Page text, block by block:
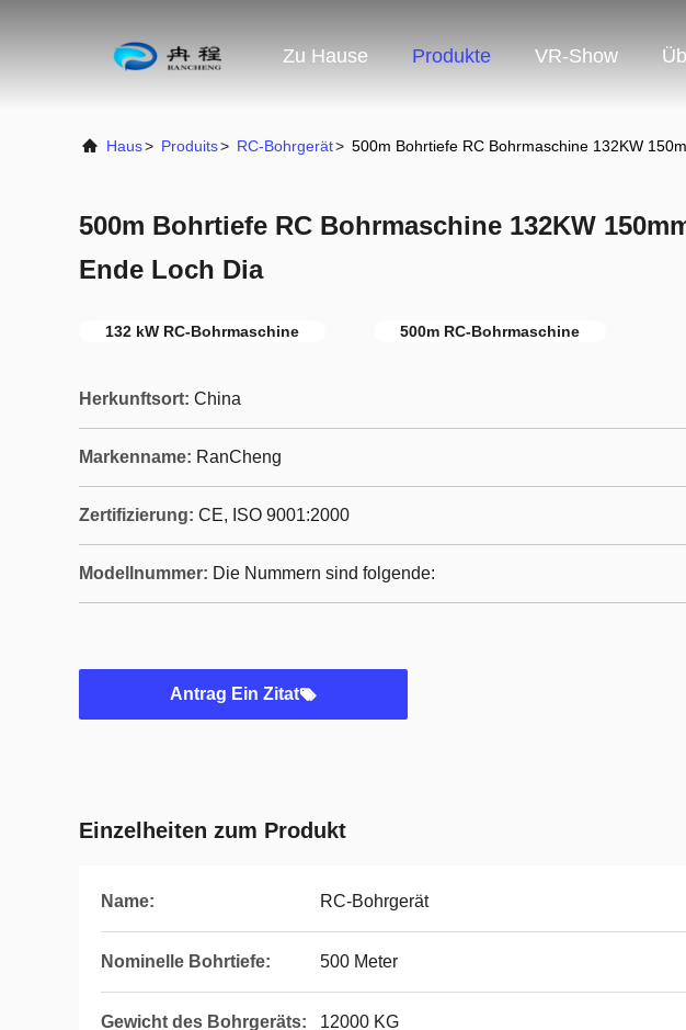
Zu Hause Produkte VR-Show
Haus> Produits> RC-Bohrgerät> 500m Bohrtiefe RC Bohrmaschine 132KW
500m Bohrtiefe RC Bohrmaschine 132KW
Ende Loch Dia
132 kW RC-Bohrmaschine 500m RC-Bohrmaschine
Herkunftsort: China
Markenname: RanCheng
Zertifizierung: CE, ISO 9001:2000
Modellnummer: Die Nummern sind folgende:
Antrag Ein Zitat
Einzelheiten zum Produkt
Name: RC-Bohrgerät
Nominelle Bohrtiefe: 500 Meter
Gewicht des Bohrgeräts: 12000 KG